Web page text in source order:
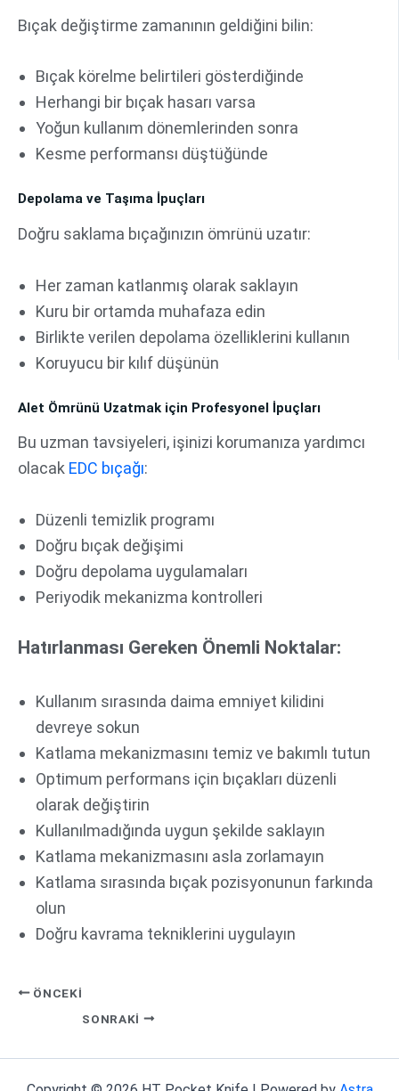
Bıçak değiştirme zamanının geldiğini bilin:
Bıçak körelme belirtileri gösterdiğinde
Herhangi bir bıçak hasarı varsa
Yoğun kullanım dönemlerinden sonra
Kesme performansı düştüğünde
Depolama ve Taşıma İpuçları
Doğru saklama bıçağınızın ömrünü uzatır:
Her zaman katlanmış olarak saklayın
Kuru bir ortamda muhafaza edin
Birlikte verilen depolama özelliklerini kullanın
Koruyucu bir kılıf düşünün
Alet Ömrünü Uzatmak için Profesyonel İpuçları
Bu uzman tavsiyeleri, işinizi korumanıza yardımcı
olacak EDC bıçağı:
Düzenli temizlik programı
Doğru bıçak değişimi
Doğru depolama uygulamaları
Periyodik mekanizma kontrolleri
Hatırlanması Gereken Önemli Noktalar:
Kullanım sırasında daima emniyet kilidini
devreye sokun
Katlama mekanizmasını temiz ve bakımlı tutun
Optimum performans için bıçakları düzenli
olarak değiştirin
Kullanılmadığında uygun şekilde saklayın
Katlama mekanizmasını asla zorlamayın
Katlama sırasında bıçak pozisyonunun farkında
olun
Doğru kavrama tekniklerini uygulayın
ÖNCEKI
SONRAKI